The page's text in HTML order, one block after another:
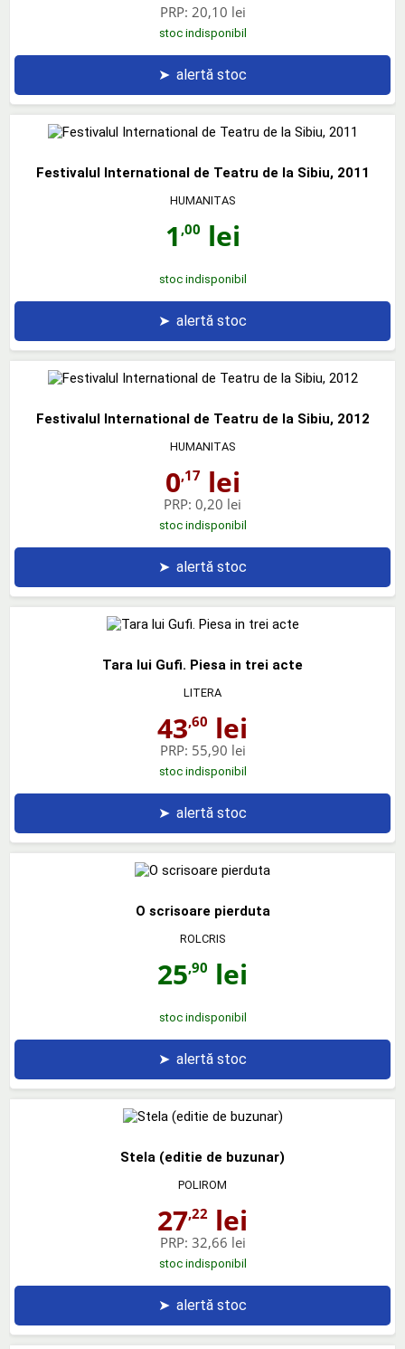
PRP: 20,10 lei
stoc indisponibil
➤ alertă stoc
Festivalul International de Teatru de la Sibiu, 2011
HUMANITAS
1 ,00 lei
stoc indisponibil
➤ alertă stoc
Festivalul International de Teatru de la Sibiu, 2012
HUMANITAS
0,17lei
PRP: 0,20 lei
stoc indisponibil
➤ alertă stoc
Tara lui Gufi. Piesa in trei acte
LITERA
43,60 lei
PRP: 55,90 lei
stoc indisponibil
➤ alertă stoc
O scrisoare pierduta
ROLCRIS
25,90 lei
stoc indisponibil
➤ alertă stoc
Stela (editie de buzunar)
POLIROM
27,22 lei
PRP: 32,66 lei
stoc indisponibil
➤ alertă stoc